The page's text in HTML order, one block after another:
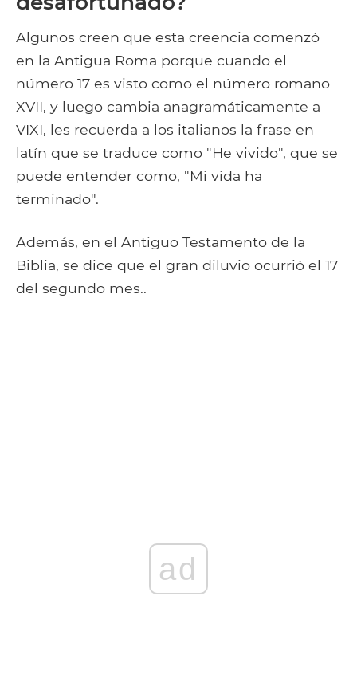
Algunos creen que esta creencia comenzó
en la Antigua Roma porque cuando el
número 17 es visto como el número romano
XVII, y luego cambia anagramáticamente a
VIXI, les recuerda a los italianos la frase en
latín que se traduce como "He vivido", que se
puede entender como, "Mi vida ha
terminado".
Además, en el Antiguo Testamento de la
Biblia, se dice que el gran diluvio ocurrió el 17
del segundo mes..
ad